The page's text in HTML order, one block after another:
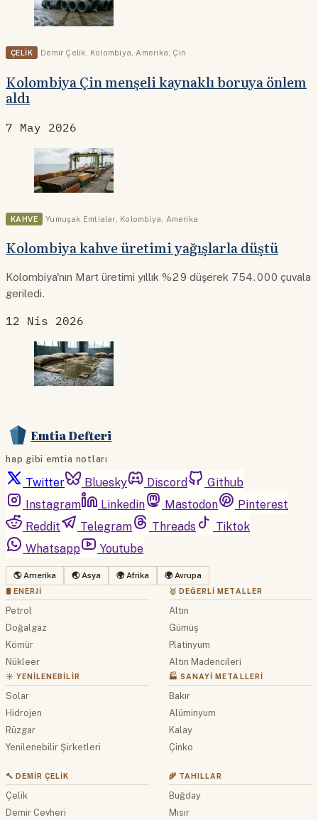
ÇELIK Demir Çelik Kolombiya Amerika Çin
Kolombiya Çin menşeli kaynaklı boruya önlem
aldı
7 May 2026
KAHVE Yumuşak Emtialar Kolombiya Amerika
Kolombiya kahve üretimi yağışlarla düştü
Kolombiya'nın Mart üretimi yıllık %29 düşerek 754.000 çuvala
geriledi.
12 Nis 2026
Emtia Defteri
hap gibi emtia notları
Twitter Bluesky Discord
Github
Instagram
Linkedin Mastodon
Pinterest
Reddit
Telegram Threads
Tiktok
Whatsapp
Youtube
🌎 Amerika 🌏 Asya 🌍 Afrika 🌍 Avrupa
🛢 ENERJI
Petrol
Doğalgaz
Kömür
Nükleer
☀️ YENILENEBILIR
Solar
Hidrojen
Rüzgar
Yenilenebilir Şirketleri
🥇 DEĞERLI METALLER
Altın
Gümüş
Platinyum
Altın Madencileri
🏭 SANAYI METALLERI
Bakır
Alüminyum
Kalay
Çinko
🔨 DEMIR ÇELIK
Çelik
Demir Cevheri
🌾 TAHILLAR
Buğday
Mısır